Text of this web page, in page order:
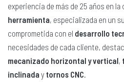
experiencia de más de 25 años en
herramienta, especializada en un
comprometida con el desarrollo
necesidades de cada cliente,
mecanizado horizontal y vertical,
inclinada y tornos CNC